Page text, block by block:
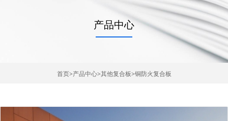
产品中心
首页>产品中心>其他复合板>铜防火复合板